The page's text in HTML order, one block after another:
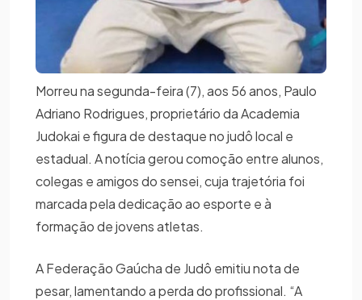
Morreu na segunda-feira (7), aos 56 anos, Paulo
Adriano Rodrigues, proprietário da Academia
Judokai e figura de destaque no judô local e
estadual. A notícia gerou comoção entre alunos,
colegas e amigos do sensei, cuja trajetória foi
marcada pela dedicação ao esporte e à
formação de jovens atletas.
A Federação Gaúcha de Judô emitiu nota de
pesar, lamentando a perda do profissional. “A